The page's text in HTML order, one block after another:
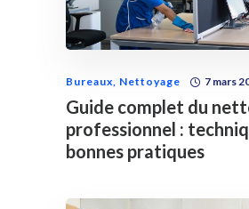
Bureaux, Nettoyage 7 mars
Guide complet du
professionnel :
bonnes pratiques